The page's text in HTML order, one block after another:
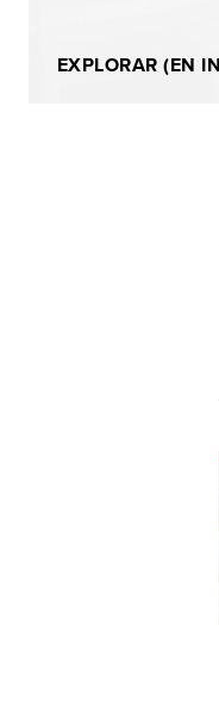
EXPLORAR (EN